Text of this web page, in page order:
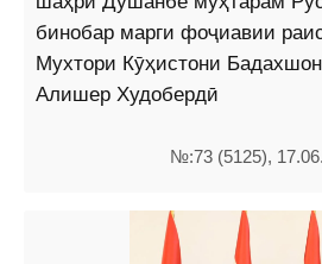
бинобар марги фоҷиавии
Мухтори Кӯҳистони
Алишер Худобердӣ
№:73 (5125),